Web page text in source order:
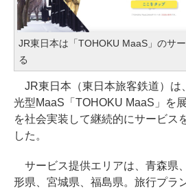
JR東日本は「TOHOKU MaaS」のサ
る
JR東日本（東日本旅客鉄道）は
光型MaaS「TOHOKU MaaS」を
を社会実装して継続的にサービス
した。
サービス提供エリアは、青森県
形県、宮城県、福島県。旅行プラ